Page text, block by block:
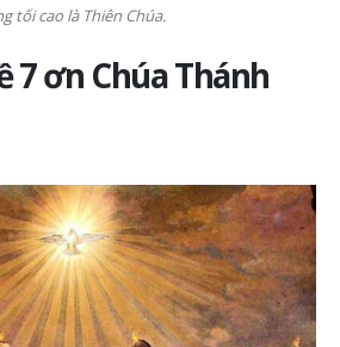
tối cao là Thiên Chúa.
7 ơn Chúa Thánh